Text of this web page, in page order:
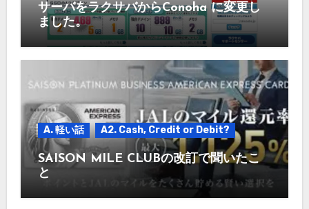
サーバをラクサバからConoha に変更し
ました。
A. 軽い話 A2. Cash, Credit or Debit?
SAISON MILE CLUBの改訂で聞いたこ
と